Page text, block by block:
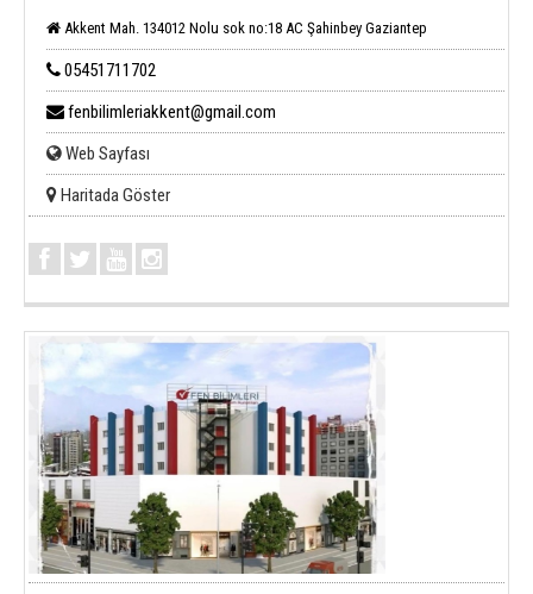
Akkent Mah. 134012 Nolu sok no:18 AC Şahinbey Gaziantep
05451711702
fenbilimleriakkent@gmail.com
Web Sayfası
Haritada Göster